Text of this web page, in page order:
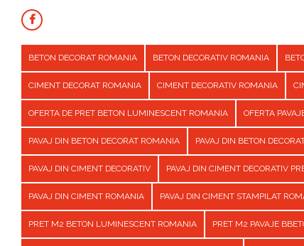
BETON DECORAT ROMANIA BETON DECORATIV ROMANIA
CIMENT DECORAT ROMANIA CIMENT DECORATIV ROMANIA
OFERTA DE PRET BETON LUMINESCENT ROMANIA OFERTA
PAVAJ DIN BETON DECORAT ROMANIA PAVAJ DIN BETON
PAVAJ DIN CIMENT DECORATIV PAVAJ DIN CIMENT DECORATIV
PAVAJ DIN CIMENT ROMANIA PAVAJ DIN CIMENT STAMPILAT
PRET M2 BETON LUMINESCENT ROMANIA PRET M2 PAVAJE